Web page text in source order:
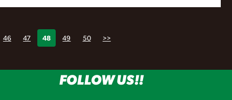
戦カード決定！
46 47 48 49 50 >>
FOLLOW US!!